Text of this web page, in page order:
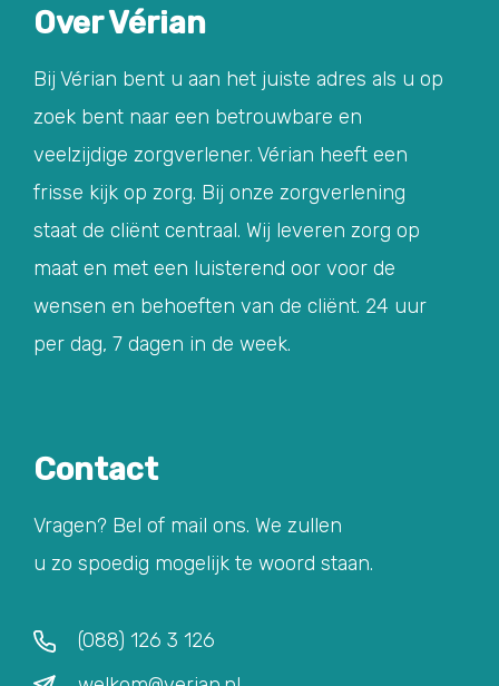
Over Vérian
Bij Vérian bent u aan het juiste adres als u op
zoek bent naar een betrouwbare en
veelzijdige zorgverlener. Vérian heeft een
frisse kijk op zorg. Bij onze zorgverlening
staat de cliënt centraal. Wij leveren zorg op
maat en met een luisterend oor voor de
wensen en behoeften van de cliënt. 24 uur
per dag, 7 dagen in de week.
Contact
Vragen? Bel of mail ons. We zullen
u zo spoedig mogelijk te woord staan.
(088) 126 3 126